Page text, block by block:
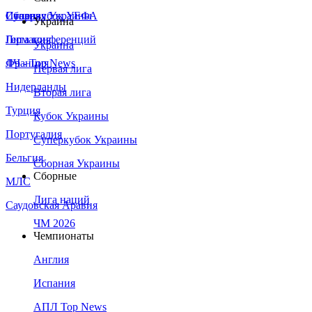
Сборная Украины
Италия
Германия
Франция
Нидерланды
Турция
Португалия
Бельгия
МЛС
Саудовская Аравия
Суперкубок УЕФА
Лига конференций
ЛЧ - Top News
Украина
Украина
Первая лига
Вторая лига
Кубок Украины
Суперкубок Украины
Сборная Украины
Сборные
Лига наций
ЧМ 2026
Чемпионаты
Англия
Испания
АПЛ Top News